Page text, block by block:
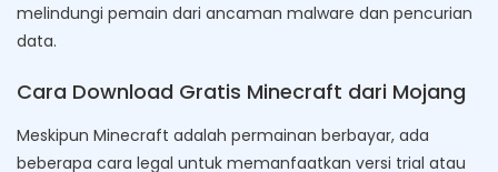
melindungi pemain dari ancaman malware dan pencurian
data.
Cara Download Gratis Minecraft dari Mojang
Meskipun Minecraft adalah permainan berbayar, ada
beberapa cara legal untuk memanfaatkan versi trial atau